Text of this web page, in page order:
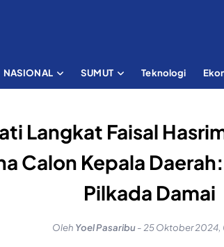
NASIONAL SUMUT Teknologi
Langkat Faisal
Calon Kepala
Pilkada Damai
Oleh Yoel Pasaribu- 25 Oktober 2024,